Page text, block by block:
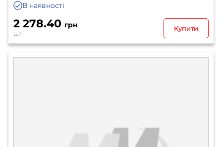
В наявності
2 278.40 грн
шт
Купити